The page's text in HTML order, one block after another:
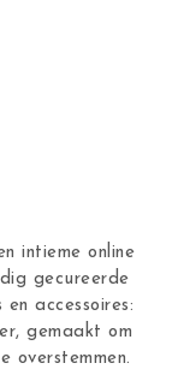
intieme online
gecureerde
accessoires:
gemaakt om
overstemmen.